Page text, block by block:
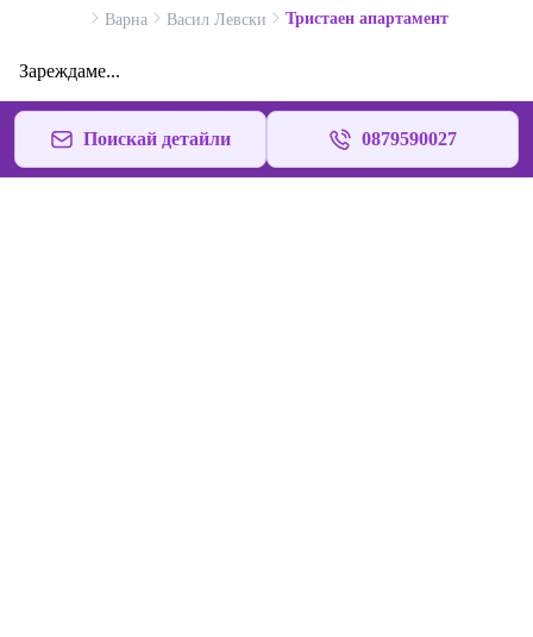
Варна Васил Левски Тристаен апартамент
Зареждаме...
Поискай детайли 0879590027